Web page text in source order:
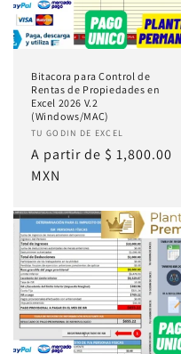
Bitacora para Control de
Rentas de Propiedades en
Excel 2026 V.2
(Windows/MAC)
Proveedor:
TU GODIN DE EXCEL
Precio
habitual
A partir de $ 1,800.00
MXN